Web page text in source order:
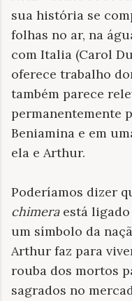
sua história se
folhas no ar, na
com Italia (Carol
oferece trabalho
também parece
permanentemente
Beniamina e em
ela e Arthur.
Poderíamos dizer
chimeraestá ligado
um símbolo da
Arthur faz para
rouba dos mortos
sagrados no